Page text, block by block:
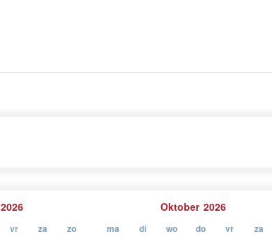
2026
vr za zo
Oktober 2026
ma di wo do vr za